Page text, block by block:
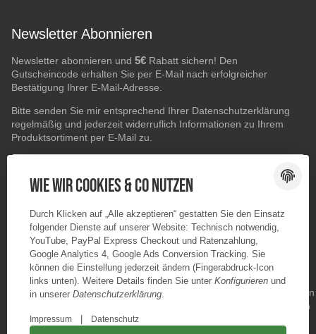
Newsletter Abonnieren
Newsletter abonnieren und 5€ Rabatt sichern! Den
Gutscheincode erhalten Sie per E-Mail nach erfolgreicher
Bestätigung Ihrer E-Mail-Adresse.
Bitte senden Sie mir entsprechend Ihrer Datenschutzerklärung
regelmäßig und jederzeit widerruflich Informationen zu Ihrem
Produktsortiment per E-Mail zu.
ABONNIEREN
Wie wir Cookies & Co nutzen
Durch Klicken auf „Alle akzeptieren“ gestatten Sie den Einsatz
folgender Dienste auf unserer Website: Technisch notwendig,
YouTube, PayPal Express Checkout und Ratenzahlung,
Google Analytics 4, Google Ads Conversion Tracking. Sie
können die Einstellung jederzeit ändern (Fingerabdruck-Icon
links unten). Weitere Details finden Sie unter Konfigurieren und
in unserer Datenschutzerklärung.
Impressum Datenschutz